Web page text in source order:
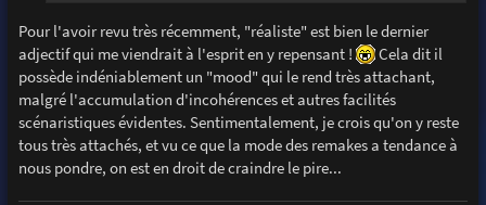
Pour l'avoir revu très récemment, "réaliste" est bien le dernier
adjectif qui me viendrait à l'esprit en y repensant !
Cela dit il
possède indéniablement un "mood" qui le rend très attachant,
malgré l'accumulation d'incohérences et autres facilités
scénaristiques évidentes. Sentimentalement, je crois qu'on y reste
tous très attachés, et vu ce que la mode des remakes a tendance à
nous pondre, on est en droit de craindre le pire...